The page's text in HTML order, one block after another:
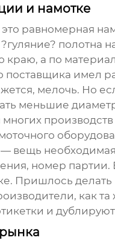
и намотке
равномерная
полотна
а по
поставщика
мелочь. Но
меньшие
вещь
номер
Пришлось
как
и